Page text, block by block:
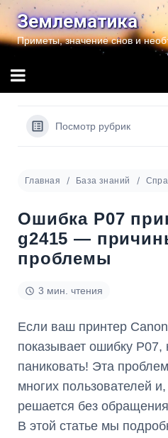
Перейти
содержимому
Землематика
Приметы, значение снов и
Посмотр рубрик
Главная База знаний
Ошибка P07
g2415 —
проблемы
3 мин. чтения
Если ваш принтер
показывает ошибку P07,
паниковать! Эта
многих пользователей
решается без
В этой статье мы